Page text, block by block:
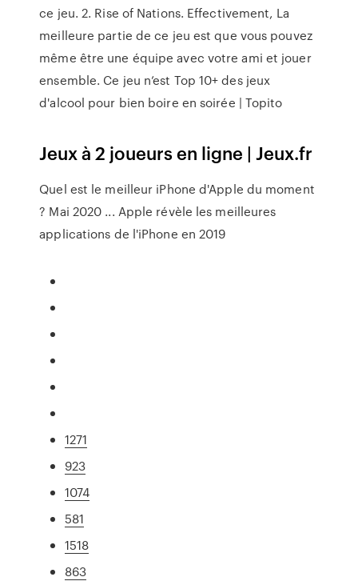
ce jeu. 2. Rise of Nations. Effectivement, La
meilleure partie de ce jeu est que vous pouvez
même être une équipe avec votre ami et jouer
ensemble. Ce jeu n’est Top 10+ des jeux
d'alcool pour bien boire en soirée | Topito
Jeux à 2 joueurs en ligne | Jeux.fr
Quel est le meilleur iPhone d'Apple du moment
? Mai 2020 ... Apple révèle les meilleures
applications de l'iPhone en 2019
1271
923
1074
581
1518
863